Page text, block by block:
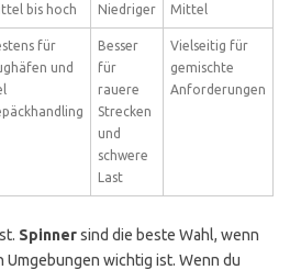
bis hoch Niedriger Mittel
für
und
Besser
für
rauere
Strecken
und
schwere
Last
Vielseitig für
gemischte
Anforderungen
Spinnersind die beste Wahl, wenn
Umgebungen wichtig ist. Wenn du